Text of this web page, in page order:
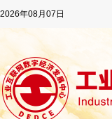
2026年08月07日